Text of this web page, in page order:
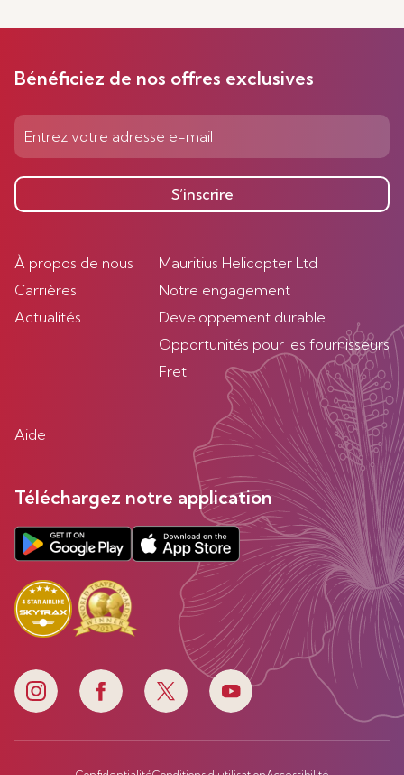
Bénéficiez de nos offres exclusives
S’inscrire
À propos de nous
Carrières
Actualités
Mauritius Helicopter Ltd
Notre engagement
Developpement durable
Opportunités pour les fournisseurs
Fret
Aide
Téléchargez notre application